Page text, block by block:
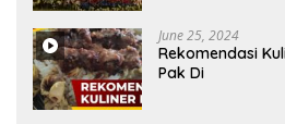
June 25, 2024
Rekomendasi
Pak Di